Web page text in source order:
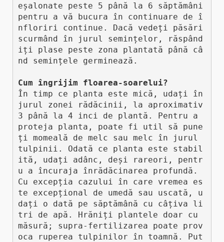
eșalonate peste 5 până la 6 săptămâni
pentru a vă bucura în continuare de î
nfloriri continue. Dacă vedeți păsări
scurmând în jurul semințelor, răspând
iți plase peste zona plantată până câ
nd semințele germinează.
Cum îngrijim floarea-soarelui?
În timp ce planta este mică, udați în
jurul zonei rădăcinii, la aproximativ
3 până la 4 inci de plantă. Pentru a
proteja planta, poate fi util să pune
ți momeală de melc sau melc în jurul
tulpinii. Odată ce planta este stabil
ită, udați adânc, deși rareori, pentr
u a încuraja înrădăcinarea profundă.
Cu excepția cazului în care vremea es
te excepțional de umedă sau uscată, u
dați o dată pe săptămână cu câțiva li
tri de apă. Hrăniți plantele doar cu
măsură; supra-fertilizarea poate prov
oca ruperea tulpinilor în toamnă. Put